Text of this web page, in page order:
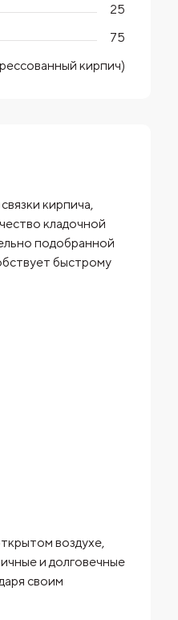
25
75
кирпич)
кирпича,
кладочной
подобранной
быстрому
воздухе,
и долговечные
своим